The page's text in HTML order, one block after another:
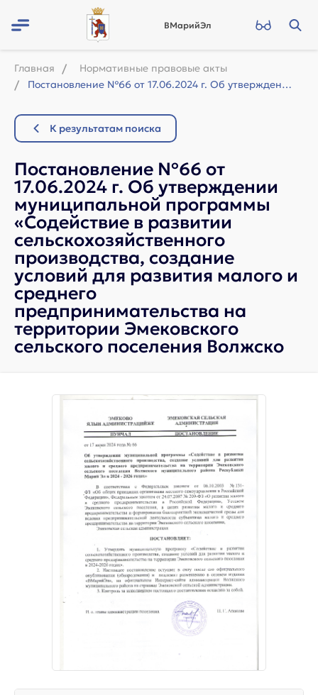
ВМарийЭл
Главная
Нормативные правовые акты
Постановление №66 от 17.06.2024 г. Об утверждении муниципальной программы «Содей...
К результатам поиска
Постановление №66 от
17.06.2024 г. Об утверждении
муниципальной программы
«Содействие в развитии
сельскохозяйственного
производства, создание
условий для развития малого и
среднего
предпринимательства на
территории Эмековского
сельского поселения Волжско